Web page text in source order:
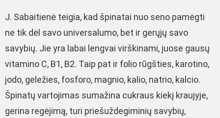
J. Sabaitienė teigia, kad špinatai nuo seno pamėgti
ne tik dėl savo universalumo, bet ir gerųjų savo
savybių. Jie yra labai lengvai virškinami, juose gausų
vitamino C, B1, B2. Taip pat ir folio rūgšties, karotino,
jodo, geležies, fosforo, magnio, kalio, natrio, kalcio.
Špinatų vartojimas sumažina cukraus kiekį kraujyje,
gerina regėjimą, turi priešuždegiminių savybių,